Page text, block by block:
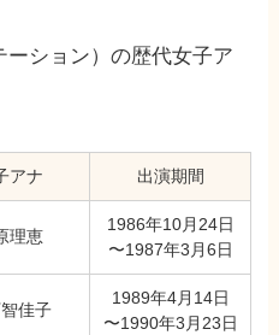
ション）の歴代女子ア
アナ 出演期間
理恵
1986年10月24日
〜1987年3月6日
佳子
1989年4月14日
〜1990年3月23日